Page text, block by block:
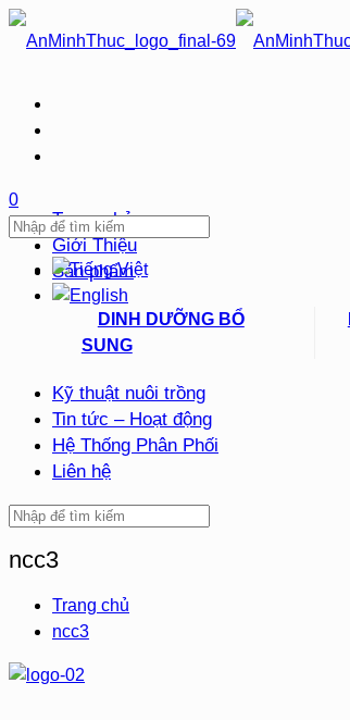
0
Trang chủ
Giới Thiệu
Sản phẩm
DINH DƯỠNG BỔ
SUNG
Kỹ thuật nuôi trồng
Tin tức – Hoạt động
Hệ Thống Phân Phối
Liên hệ
ncc3
Trang chủ
ncc3